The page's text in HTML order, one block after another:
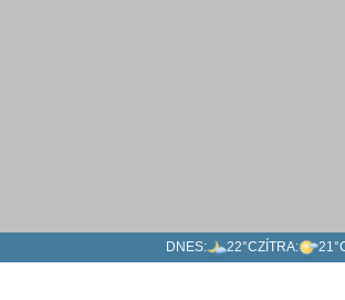
DNES: 22°CZÍTRA: